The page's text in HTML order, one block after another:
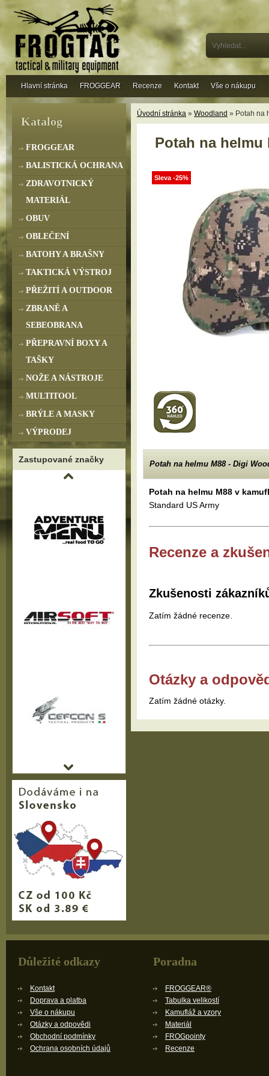
Úvodní stránka » Woodland » Potah na
Potah na helmu
Sleva -25%
Potah na helmu M88 - Digi
Potah na helmu M88 v
Standard US Army
Recenze a
Zkušenosti
Zatím žádné recenze.
Otázky a
Zatím žádné otázky.
Katalog
FROGGEAR
BALISTICKÁ OCHRANA
ZDRAVOTNICKÝ
MATERIÁL
OBUV
OBLEČENÍ
BATOHY A BRAŠNY
TAKTICKÁ VÝSTROJ
PŘEŽITÍ A OUTDOOR
ZBRANĚ A
SEBEOBRANA
PŘEPRAVNÍ BOXY A
TAŠKY
NOŽE A NÁSTROJE
MULTITOOL
BRÝLE A MASKY
VÝPRODEJ
Zastupované značky
Hlavní stránka FROGGEAR Recenze Kontakt Vše o nákupu
Důležité odkazy
Kontakt
Doprava a platba
Vše o nákupu
Otázky a odpovědi
Obchodní podmínky
Ochrana osobních údajů
Poradna
FROGGEAR®
Tabulka velikostí
Kamufláž a vzory
Materiál
FROGpointy
Recenze